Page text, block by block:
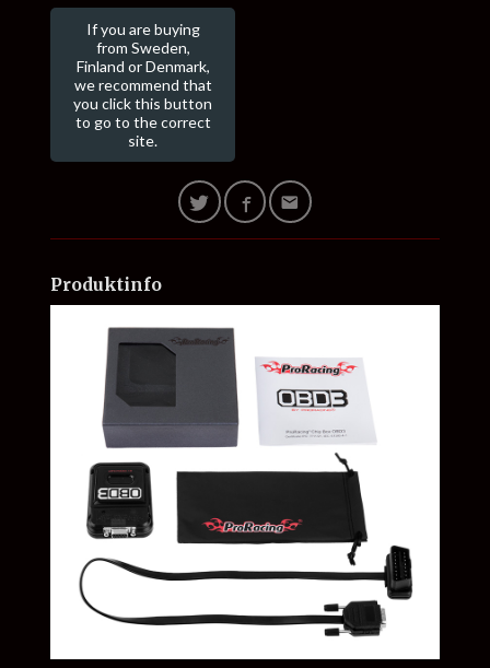
If you are buying
from Sweden,
Finland or Denmark,
we recommend that
you click this button
to go to the correct
site.
Produktinfo